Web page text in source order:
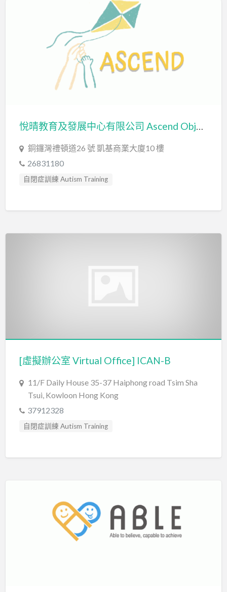
悅晴教育及發展中心有限公司 Ascend Objective Limited
銅鑼灣禮頓道26 號 凱基商業大廈10 樓
26831180
自閉症訓練 Autism Training
[虛擬辦公室 Virtual Office] ICAN-B
11/F Daily House 35-37 Haiphong road Tsim Sha
Tsui, Kowloon Hong Kong
37912328
自閉症訓練 Autism Training